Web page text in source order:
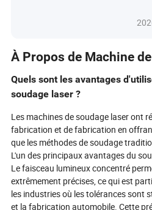
allant de l'automobile à
Explorez les dernières
fonctionnalités écologiques et
intégration dans les usines
intelligentes—qui permettent
entreprises de toutes tailles de
répondre à la demande
qualité et d'efficacité. Vous
pérenniser votre chaîne de
réduire les coûts et surpasser
concurrents ? Plongez dans les
innovations révolutionnaires
conseils d'achat stratégiques
du soudage laser la
incontournable pour les
fabrication de demain.
À Propos de Machine
Quels sont les avantages
soudage laser ?
Les machines de soudage laser ont
fabrication et de fabrication en
que les méthodes de soudage
L'un des principaux avantages du
Le faisceau lumineux concentré
extrêmement précises, ce qui est
les industries où les tolérances sont
et la fabrication automobile. Cette